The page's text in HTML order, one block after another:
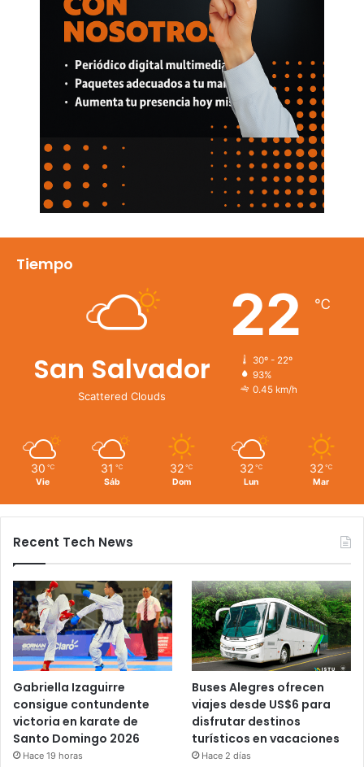
Tiempo
San Salvador
Scattered Clouds
22 ℃
30º - 22º
93%
0.45 km/h
30 ℃
Vie
31 ℃
Sáb
32 ℃
Dom
32 ℃
Lun
32 ℃
Mar
Recent Tech News
Gabriella Izaguirre
consigue contundente
victoria en karate de
Santo Domingo 2026
Hace 19 horas
Buses Alegres ofrecen
viajes desde US$6 para
disfrutar destinos
turísticos en vacaciones
Hace 2 días